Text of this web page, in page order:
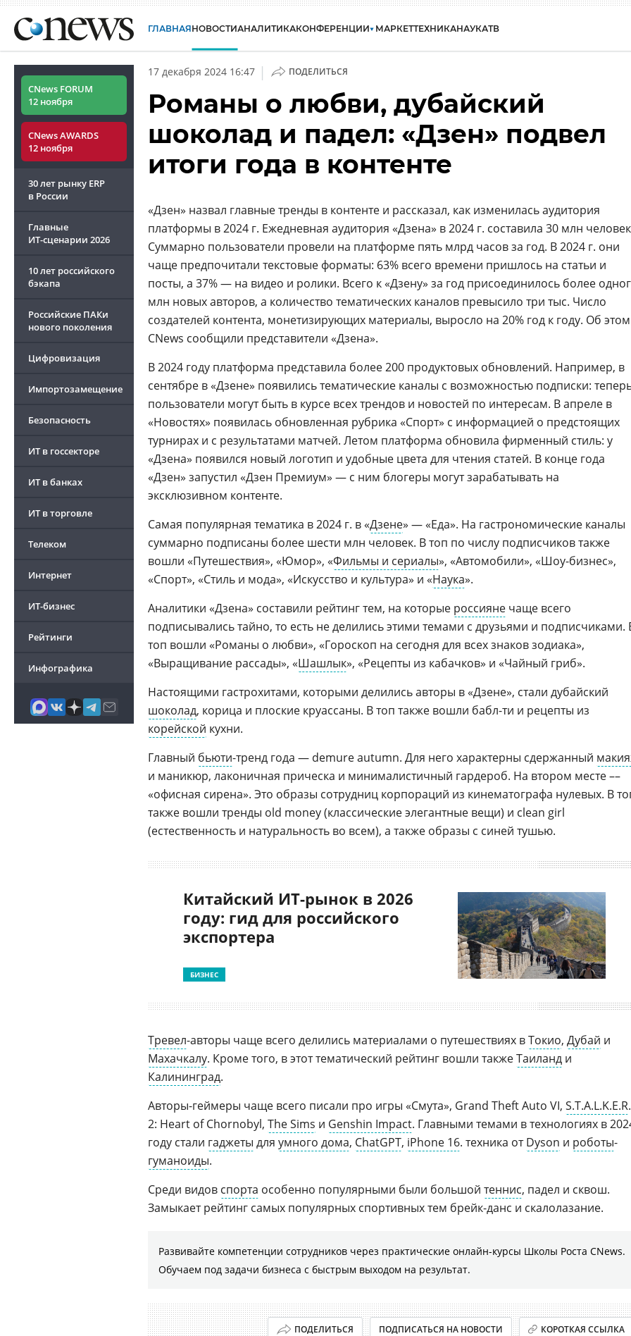
ГЛАВНАЯНОВОСТИАНАЛИТИКАКОНФЕРЕНЦИИ МАРКЕТТЕХНИКАНАУКАТВ
CNews FORUM
12 ноября
CNews AWARDS
12 ноября
30 лет рынку ERP
в России
Главные
ИТ-сценарии 2026
10 лет российского
бэкапа
Российские ПАКи
нового поколения
Цифровизация
Импортозамещение
Безопасность
ИТ в госсекторе
ИТ в банках
ИТ в торговле
Телеком
Интернет
ИТ-бизнес
Рейтинги
Инфографика
17 декабря 2024 16:47 | ПОДЕЛИТЬСЯ
Романы о любви, дубайский
шоколад и падел: «Дзен» подвел
итоги года в контенте
«Дзен» назвал главные тренды в контенте и рассказал, как изменилась аудитория
платформы в 2024 г. Ежедневная аудитория «Дзена» в 2024 г. составила 30 млн
Суммарно пользователи провели на платформе пять млрд часов за год. В 2024 г. они
чаще предпочитали текстовые форматы: 63% всего времени пришлось на статьи и
посты, а 37% — на видео и ролики. Всего к «Дзену» за год присоединилось более
млн новых авторов, а количество тематических каналов превысило три тыс. Число
создателей контента, монетизирующих материалы, выросло на 20% год к году. Об этом
CNews сообщили представители «Дзена».
В 2024 году платформа представила более 200 продуктовых обновлений. Например, в
сентябре в «Дзене» появились тематические каналы с возможностью подписки:
пользователи могут быть в курсе всех трендов и новостей по интересам. В апреле в
«Новостях» появилась обновленная рубрика «Спорт» с информацией о предстоящих
турнирах и с результатами матчей. Летом платформа обновила фирменный стиль: у
«Дзена» появился новый логотип и удобные цвета для чтения статей. В конце года
«Дзен» запустил «Дзен Премиум» — с ним блогеры могут зарабатывать на
эксклюзивном контенте.
Самая популярная тематика в 2024 г. в «Дзене» — «Еда». На гастрономические каналы
суммарно подписаны более шести млн человек. В топ по числу подписчиков также
вошли «Путешествия», «Юмор», «Фильмы и сериалы», «Автомобили», «Шоу-бизнес»,
«Спорт», «Стиль и мода», «Искусство и культура» и «Наука».
Аналитики «Дзена» составили рейтинг тем, на которые россияне чаще всего
подписывались тайно, то есть не делились этими темами с друзьями и подписчиками.
топ вошли «Романы о любви», «Гороскоп на сегодня для всех знаков зодиака»,
«Выращивание рассады», «Шашлык», «Рецепты из кабачков» и «Чайный гриб».
Настоящими гастрохитами, которыми делились авторы в «Дзене», стали дубайский
шоколад, корица и плоские круассаны. В топ также вошли бабл-ти и рецепты из
корейской кухни.
Главный бьюти-тренд года — demure autumn. Для него характерны сдержанный
и маникюр, лаконичная прическа и минималистичный гардероб. На втором месте ––
«офисная сирена». Это образы сотрудниц корпораций из кинематографа нулевых. В
также вошли тренды old money (классические элегантные вещи) и clean girl
(естественность и натуральность во всем), а также образы с синей тушью.
Китайский ИТ-рынок в 2026
году: гид для российского
экспортера
БИЗНЕС
Тревел-авторы чаще всего делились материалами о путешествиях вТокио, Дубай и
Махачкалу. Кроме того, в этот тематический рейтинг вошли такжеТаиланд и
Калининград.
Авторы-геймеры чаще всего писали про игры «Смута», Grand Theft Auto VI, S.T.A.L.K.E.R.
2: Heart of Chornobyl, The Sims и Genshin Impact. Главными темами в технологиях в
году стали гаджеты для умного дома, ChatGPT, iPhone 16. техника отDyson и роботы-
гуманоиды.
Среди видов спорта особенно популярными были большой теннис, падел и сквош.
Замыкает рейтинг самых популярных спортивных тем брейк-данс и скалолазание.
Развивайте компетенции сотрудников через практические онлайн-курсы Школы Роста CNews.
Обучаем под задачи бизнеса с быстрым выходом на результат.
ПОДЕЛИТЬСЯ ПОДПИСАТЬСЯ НА НОВОСТИ КОРОТКАЯ ССЫЛКА